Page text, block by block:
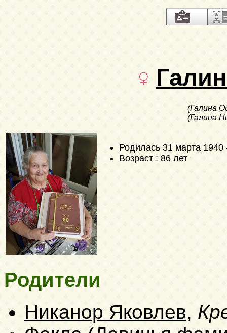
(Галина
(Галина
Родилась 31 марта 1940
Возраст : 86 лет
Родители
Никанор Яковлев,